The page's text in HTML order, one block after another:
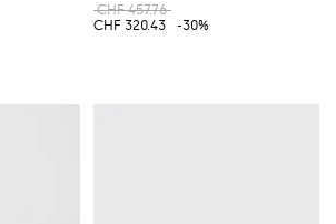
CHF 457.76
CHF 320.43
-30%